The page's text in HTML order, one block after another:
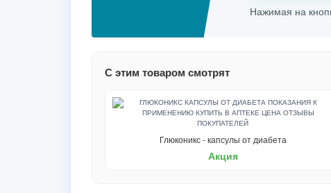
Нажимая на
С этим товаром смотрят
Глюконикс - капсулы от диабета
Акция